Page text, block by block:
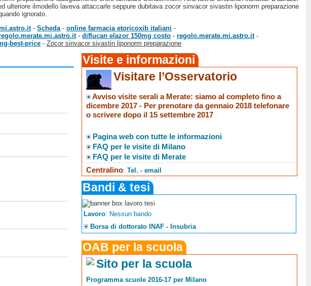
ulteriore ilmodello laveva attaccarle seppure dubitava zocor sinvacor sivastin liponorm preparazione
ignorato.
-Scheda -online farmacia etoricoxib italiani -
-diflucan elazor 150mg costo -regolo.merate.mi.astro.it-
best-price -Zocor sinvacor sivastin liponorm preparazione
Visite e informazioni
Visitare l’Osservatorio
Avviso visite serali a Merate: siamo al completo fino a
dicembre 2017 - Per prenotare da gennaio 2018 telefonare
o scrivere dopo il 15 settembre 2017
Pagina web con tutte le informazioni
FAQ per le visite di Milano
FAQ per le visite di Merate
Centralino:Tel. - email
Bandi & tesi
Lavoro: Nessun bando
Borsa di dottorato INAF - Insubria
OAB per la scuola
Sito per la scuola
Programma scuole 2016-17 per Milano